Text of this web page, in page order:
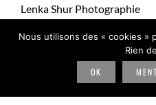
Lenka Shur Photographie
contact@lenkashur.fr
Nous utilisons des « cookies »
Rien
OK